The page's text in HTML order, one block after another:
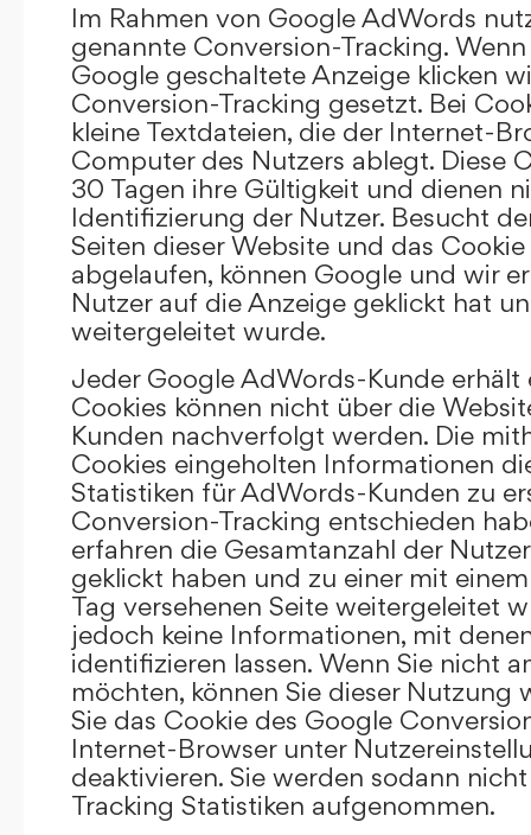
Im Rahmen von Google AdWords
genannte Conversion-Tracking.
Google geschaltete Anzeige klicken
Conversion-Tracking gesetzt. Bei
kleine Textdateien, die der Internet-
Computer des Nutzers ablegt. Diese
30 Tagen ihre Gültigkeit und dienen
Identifizierung der Nutzer. Besucht
Seiten dieser Website und das
abgelaufen, können Google und wir
Nutzer auf die Anzeige geklickt hat
weitergeleitet wurde.
Jeder Google AdWords-Kunde erhält
Cookies können nicht über die
Kunden nachverfolgt werden. Die
Cookies eingeholten Informationen
Statistiken für AdWords-Kunden zu
Conversion-Tracking entschieden
erfahren die Gesamtanzahl der
geklickt haben und zu einer mit
Tag versehenen Seite weitergeleitet
jedoch keine Informationen, mit
identifizieren lassen. Wenn Sie nicht
möchten, können Sie dieser Nutzung
Sie das Cookie des Google
Internet-Browser unter
deaktivieren. Sie werden sodann
Tracking Statistiken aufgenommen.